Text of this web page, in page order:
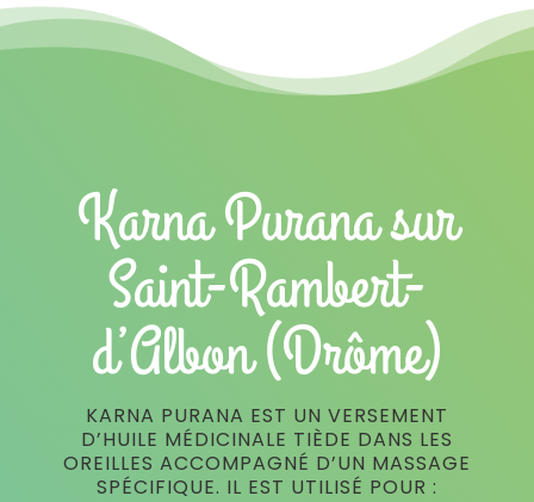
Karna Purana sur
Saint-Rambert-
d’Albon (Drôme)
KARNA PURANA EST UN VERSEMENT
D’HUILE MÉDICINALE TIÈDE DANS LES
OREILLES ACCOMPAGNÉ D’UN MASSAGE
SPÉCIFIQUE. IL EST UTILISÉ POUR :